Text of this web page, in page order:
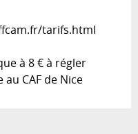
tarifs.html
à 8 € à régler
CAF de Nice